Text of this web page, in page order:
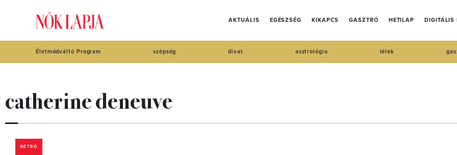
AKTUÁLIS EGÉSZSÉG KIKAPCS GASZTRÓ HETILAP DIGITÁLIS
Életmódváltó Program szépség divat asztrológia lélek
catherine deneuve
RETRÓ